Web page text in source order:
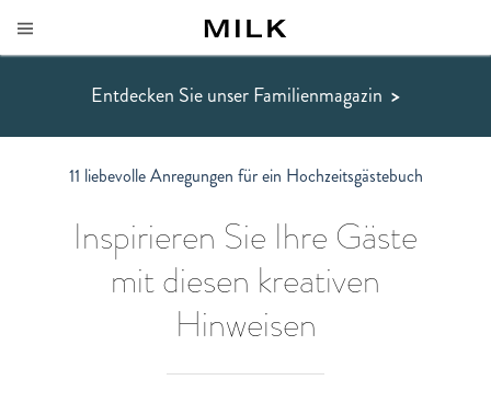
Entdecken Sie unser Familienmagazin >
11 liebevolle Anregungen für ein Hochzeitsgästebuch
Inspirieren Sie Ihre Gäste
mit diesen kreativen
Hinweisen